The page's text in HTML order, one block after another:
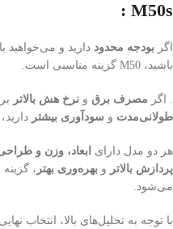
M50s :
اگر بودجه محدود دارید و می‌خواهید
باشید، M50 گزینه مناسبی است.
. اگر مصرف برق و نرخ هش بالاتر
طولانی‌مدت و سودآوری بیشتر دارید، M50s انتخاب بهتری است.
هر دو مدل دارای ابعاد، وزن و
پردازش بالاتر و بهره‌وری بهتر ،
می‌شود.
با توجه به تحلیل‌های بالا، انتخاب